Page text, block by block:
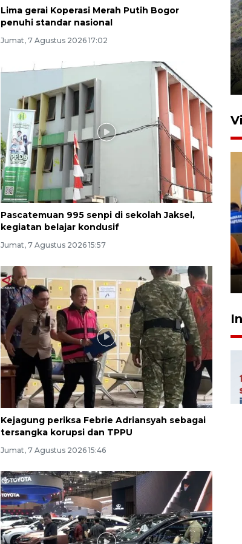
Lima gerai Koperasi Merah Putih Bogor
penuhi standar nasional
Jumat, 7 Agustus 2026 17:02
Pascatemuan 995 senpi di sekolah Jaksel,
kegiatan belajar kondusif
Jumat, 7 Agustus 2026 15:57
Kejagung periksa Febrie Adriansyah sebagai
tersangka korupsi dan TPPU
Jumat, 7 Agustus 2026 15:46
Penyusutan debit air Sungai
Batang Tembesi di Jambi
3 Agustus 2026 10:57
Yudo Margono ajak
purnawirawan AL kontribusi
5 jam lalu